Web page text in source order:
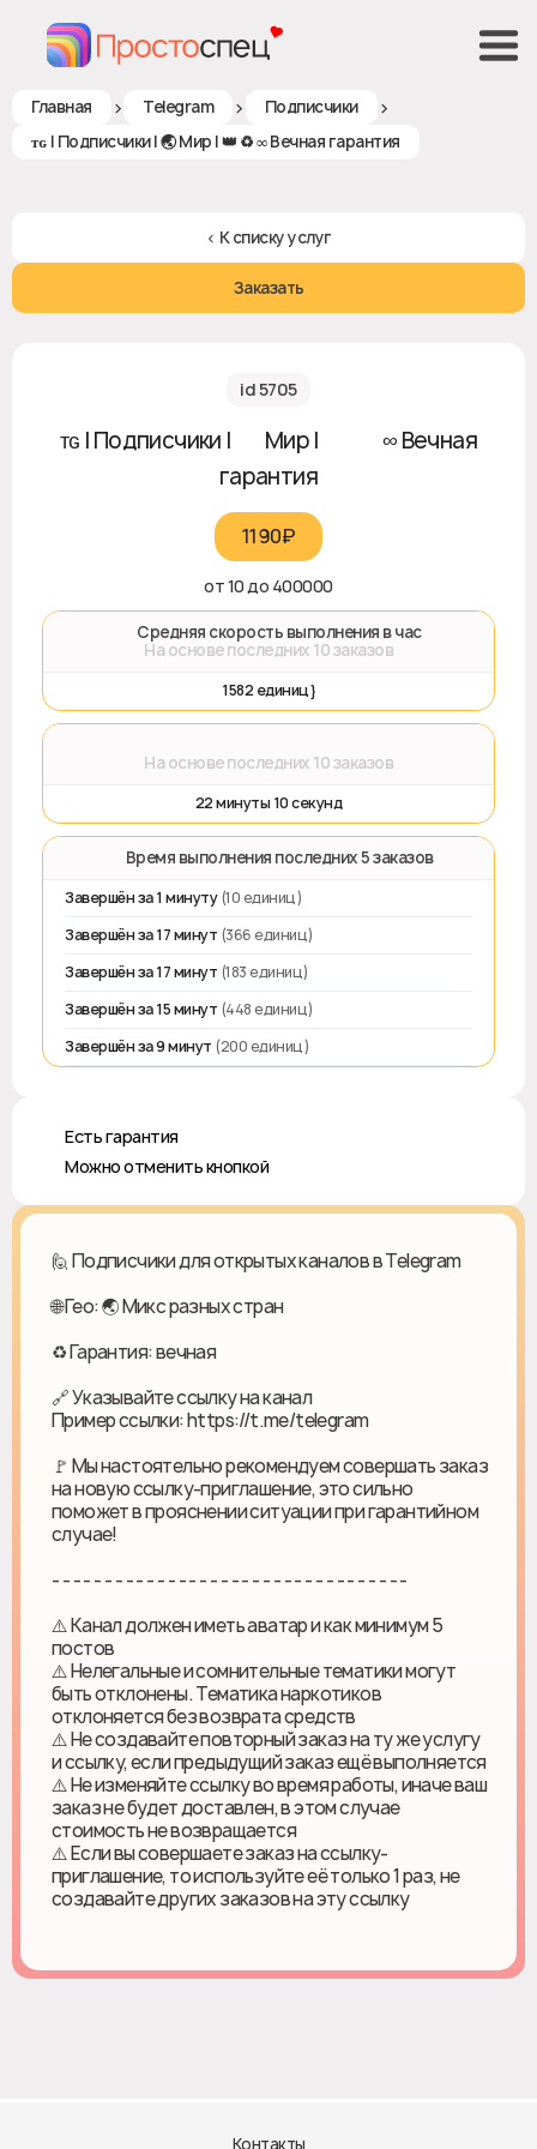
Главная > Telegram > Подписчики >
ᴛɢ | Подписчики | 🌏 Мир | 👑 ♻ ∞ Вечная гарантия
< К списку услуг
Заказать
id 5705
ᴛɢ | Подписчики | 🌏 Мир | 👑 ♻ ∞ Вечная
гарантия
1190₽‎
от 10 до 400000
🚀 Средняя скорость выполнения в час
На основе последних 10 заказов
1582 единиц}
На основе последних 10 заказов
22 минуты 10 секунд
⏱️ Время выполнения последних 5 заказов
Завершён за 1 минуту(10 единиц)
Завершён за 17 минут (366 единиц)
Завершён за 17 минут (183 единиц)
Завершён за 15 минут (448 единиц)
Завершён за 9 минут (200 единиц)
♻️ Есть гарантия
❎ Можно отменить кнопкой
🙋 Подписчики для открытых каналов в Telegram
🌐 Гео: 🌏 Микс разных стран
♻ Гарантия: вечная
🔗 Указывайте ссылку на канал
Пример ссылки: https://t.me/telegram
🚩 Мы настоятельно рекомендуем совершать заказ
на новую ссылку-приглашение, это сильно
поможет в прояснении ситуации при гарантийном
случае!
- - - - - - - - - - - - - - - - - - - - - - - - - - - - - - - - - -
⚠️ Канал должен иметь аватар и как минимум 5
постов
⚠️ Нелегальные и сомнительные тематики могут
быть отклонены. Тематика наркотиков
отклоняется без возврата средств
⚠️ Не создавайте повторный заказ на ту же услугу
и ссылку, если предыдущий заказ ещё выполняется
⚠️ Не изменяйте ссылку во время работы, иначе ваш
заказ не будет доставлен, в этом случае
стоимость не возвращается
⚠️ Если вы совершаете заказ на ссылку-
приглашение, то используйте её только 1 раз, не
создавайте других заказов на эту ссылку
Контакты